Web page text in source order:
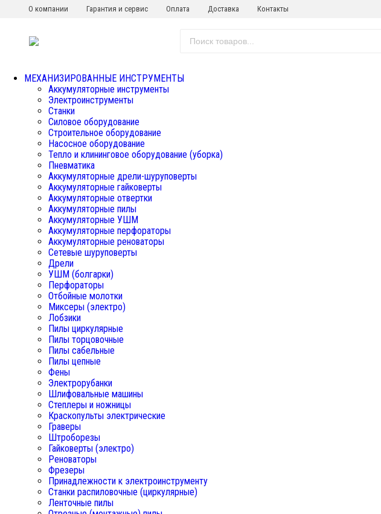
О компании Гарантия и сервис Оплата Доставка Контакты
МЕХАНИЗИРОВАННЫЕ ИНСТРУМЕНТЫ
Аккумуляторные инструменты
Электроинструменты
Станки
Силовое оборудование
Строительное оборудование
Насосное оборудование
Тепло и клининговое оборудование (уборка)
Пневматика
Аккумуляторные дрели-шуруповерты
Аккумуляторные гайковерты
Аккумуляторные отвертки
Аккумуляторные пилы
Аккумуляторные УШМ
Аккумуляторные перфораторы
Аккумуляторные реноваторы
Сетевые шуруповерты
Дрели
УШМ (болгарки)
Перфораторы
Отбойные молотки
Миксеры (электро)
Лобзики
Пилы циркулярные
Пилы торцовочные
Пилы сабельные
Пилы цепные
Фены
Электрорубанки
Шлифовальные машины
Степлеры и ножницы
Краскопульты электрические
Граверы
Штроборезы
Гайковерты (электро)
Реноваторы
Фрезеры
Принадлежности к электроинструменту
Станки распиловочные (циркулярные)
Ленточные пилы